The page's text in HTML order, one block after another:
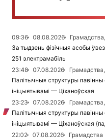
09:36 08.08.2026
За тыдзень фізічныя асобы
251 электрамабіль
23:48
07.08.2026
Палітычныя структуры павінны
ініцыятывамі — Ціханоўская
23:23
07.08.2026
Палітычныя структуры павінны
ініцыятывамі — Ціханоўская
22:02
07.08.2026
Грамадства